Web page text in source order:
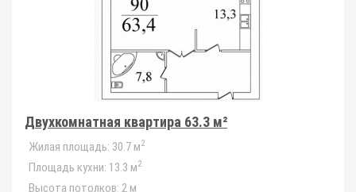
Двухкомнатная квартира 63.3 м²
Жилая площадь: 30.7 м2
Площадь кухни: 13.3 м2
Высота потолков: 2 м